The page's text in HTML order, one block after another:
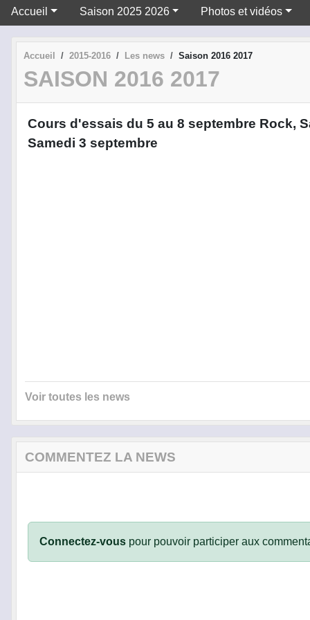
Accueil Saison 2025 2026 Photos et vidéos
Accueil 2015-2016 Les news Saison 2016 2017
SAISON 2016 2017
Cours d'essais du 5 au 8 septembre Rock,
Samedi 3 septembre
Voir toutes les news
COMMENTEZ LA NEWS
Connectez-vous pour pouvoir participer aux